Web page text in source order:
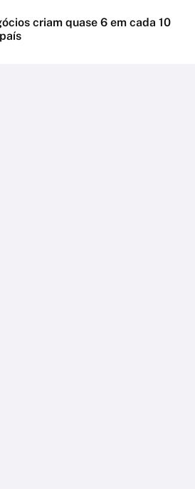
criam quase 6 em cada 10